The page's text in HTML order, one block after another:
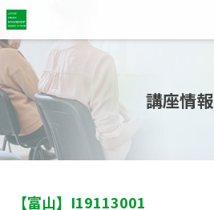
講座情報
【富山】 I19113001